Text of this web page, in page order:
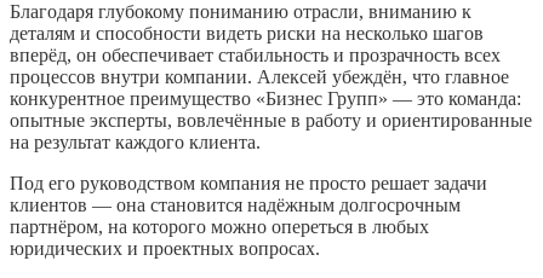
Благодаря глубокому пониманию отрасли, вниманию к
деталям и способности видеть риски на несколько шагов
вперёд, он обеспечивает стабильность и прозрачность всех
процессов внутри компании. Алексей убеждён, что главное
конкурентное преимущество «Бизнес Групп» — это команда:
опытные эксперты, вовлечённые в работу и ориентированные
на результат каждого клиента.
Под его руководством компания не просто решает задачи
клиентов — она становится надёжным долгосрочным
партнёром, на которого можно опереться в любых
юридических и проектных вопросах.